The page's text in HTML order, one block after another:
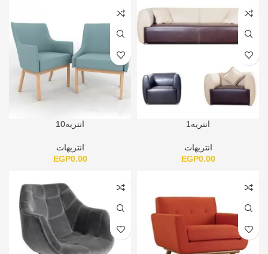
انتريه1
انتريهات
EGP0.00
انتريه10
انتريهات
EGP0.00